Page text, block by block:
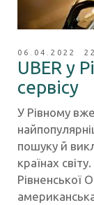
06.04.2022
UBER у
сервісу
У Рівному
пошуку й
країнах
Рівненської